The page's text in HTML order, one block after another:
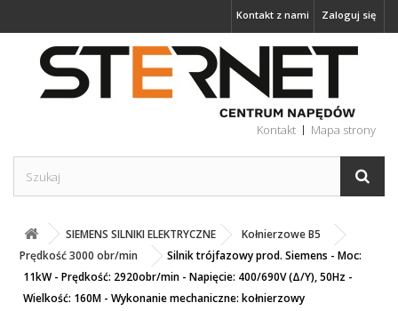
Zaloguj się
Kontakt z nami
Kontakt Mapa strony
SIEMENS SILNIKI ELEKTRYCZNE
Kołnierzowe B5
Prędkość 3000 obr/min
Silnik trójfazowy prod. Siemens - Moc:
11kW - Prędkość: 2920obr/min - Napięcie: 400/690V (Δ/Y), 50Hz -
Wielkość: 160M - Wykonanie mechaniczne: kołnierzowy